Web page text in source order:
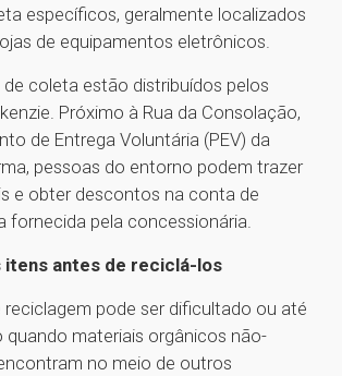
específicos, geralmente localizados
de equipamentos eletrônicos.
coleta estão distribuídos pelos
Próximo à Rua da Consolação,
de Entrega Voluntária (PEV) da
pessoas do entorno podem trazer
e obter descontos na conta de
fornecida pela concessionária.
itens antes de reciclá-los
reciclagem pode ser dificultado ou até
quando materiais orgânicos não-
no meio de outros